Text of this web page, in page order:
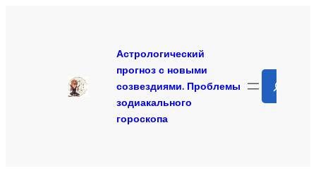
Астрологический
прогноз с новыми
созвездиями. Проблемы
зодиакального
гороскопа